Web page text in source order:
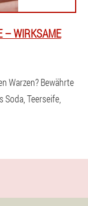
– WIRKSAME
Warzen? Bewährte
Teerseife,